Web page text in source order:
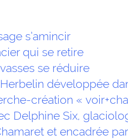
s’amincir
qui se retire
se réduire
développée
création «
Delphine Six,
et encadrée par